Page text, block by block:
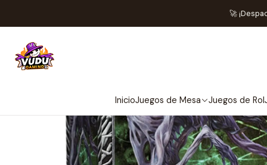
InicioJuegos de Mesa Juegos de Rol
🚀